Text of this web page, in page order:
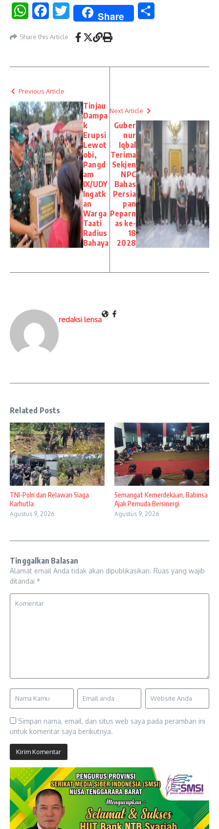
WhatsAppFacebookTwitter Share
Share this Article
Previous Article
Tinjau
Dampa
k
Erupsi
Lewot
obi,
Pangd
am
IX/UDY
Ingatk
an
Warga
Taati
Radius
Bahaya
Next Article
Guber
nur
Iqbal
Terima
Sekjen
NPC
Bahas
Persia
pan
Peparn
as ke-
18
2028
redaksi lensa
Related Posts
TNI-Polri dan Relawan Siaga
Karhutla
Agustus 9, 2026
Semangat Kemerdekaan, Babinsa
Ajak Pemuda Bersinergi
Agustus 9, 2026
Tinggalkan Balasan
Alamat email Anda tidak akan dipublikasikan. Ruas yang wajib
ditandai *
Simpan nama, email, dan situs web saya pada peramban ini
untuk komentar saya berikutnya.